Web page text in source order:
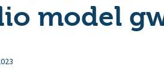
model